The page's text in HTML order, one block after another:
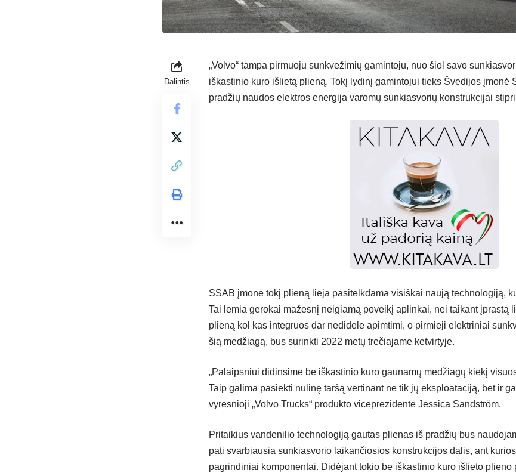
Dalintis
„Volvo“ tampa pirmuoju sunkvežimių gamintoju, nuo šiol savo
iškastinio kuro išlietą plieną. Tokį lydinį gamintojui tieks Švedijos įmonė
pradžių naudos elektros energija varomų sunkiasvorių konstrukcijai
SSAB įmonė tokį plieną lieja pasitelkdama visiškai naują technologiją,
Tai lemia gerokai mažesnį neigiamą poveikį aplinkai, nei taikant įprastą
plieną kol kas integruos dar nedidele apimtimi, o pirmieji elektriniai
šią medžiagą, bus surinkti 2022 metų trečiajame ketvirtyje.
„Palaipsniui didinsime be iškastinio kuro gaunamų medžiagų kiekį
Taip galima pasiekti nulinę taršą vertinant ne tik jų eksploataciją, bet ir
vyresnioji „Volvo Trucks“ produkto viceprezidentė Jessica Sandström.
Pritaikius vandenilio technologiją gautas plienas iš pradžių bus
pati svarbiausia sunkiasvorio laikančiosios konstrukcijos dalis, ant
pagrindiniai komponentai. Didėjant tokio be iškastinio kuro išlieto